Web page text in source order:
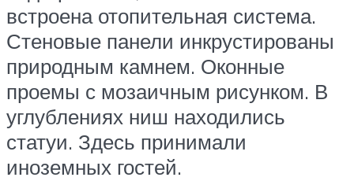
встроена отопительная система.
Стеновые панели инкрустированы
природным камнем. Оконные
проемы с мозаичным рисунком. В
углублениях ниш находились
статуи. Здесь принимали
иноземных гостей.